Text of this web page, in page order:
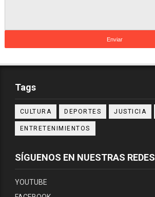
Tags
CULTURA DEPORTES JUSTICIA
ENTRETENIMIENTOS
SÍGUENOS EN NUESTRAS REDES
YOUTUBE